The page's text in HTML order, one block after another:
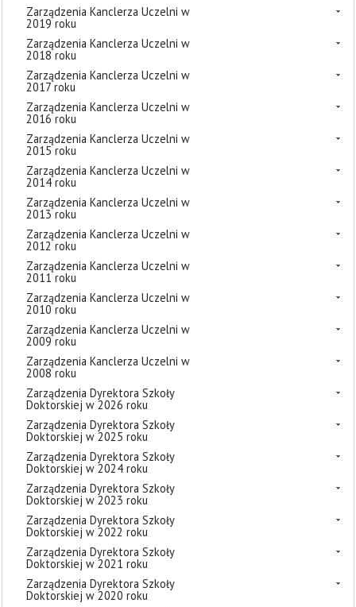
Zarządzenia Kanclerza Uczelni w
2019 roku
Zarządzenia Kanclerza Uczelni w
2018 roku
Zarządzenia Kanclerza Uczelni w
2017 roku
Zarządzenia Kanclerza Uczelni w
2016 roku
Zarządzenia Kanclerza Uczelni w
2015 roku
Zarządzenia Kanclerza Uczelni w
2014 roku
Zarządzenia Kanclerza Uczelni w
2013 roku
Zarządzenia Kanclerza Uczelni w
2012 roku
Zarządzenia Kanclerza Uczelni w
2011 roku
Zarządzenia Kanclerza Uczelni w
2010 roku
Zarządzenia Kanclerza Uczelni w
2009 roku
Zarządzenia Kanclerza Uczelni w
2008 roku
Zarządzenia Dyrektora Szkoły
Doktorskiej w 2026 roku
Zarządzenia Dyrektora Szkoły
Doktorskiej w 2025 roku
Zarządzenia Dyrektora Szkoły
Doktorskiej w 2024 roku
Zarządzenia Dyrektora Szkoły
Doktorskiej w 2023 roku
Zarządzenia Dyrektora Szkoły
Doktorskiej w 2022 roku
Zarządzenia Dyrektora Szkoły
Doktorskiej w 2021 roku
Zarządzenia Dyrektora Szkoły
Doktorskiej w 2020 roku